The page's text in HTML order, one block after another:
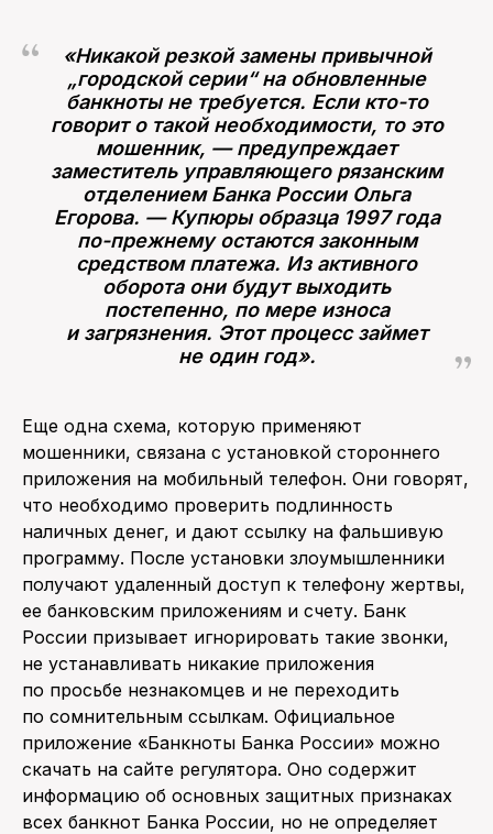
«Никакой резкой замены привычной
„городской серии“ на обновленные
банкноты не требуется. Если кто-то
говорит о такой необходимости, то это
мошенник, — предупреждает
заместитель управляющего рязанским
отделением Банка России Ольга
Егорова. — Купюры образца 1997 года
по-прежнему остаются законным
средством платежа. Из активного
оборота они будут выходить
постепенно, по мере износа
и загрязнения. Этот процесс займет
не один год».
Еще одна схема, которую применяют
мошенники, связана с установкой стороннего
приложения на мобильный телефон. Они говорят,
что необходимо проверить подлинность
наличных денег, и дают ссылку на фальшивую
программу. После установки злоумышленники
получают удаленный доступ к телефону жертвы,
ее банковским приложениям и счету. Банк
России призывает игнорировать такие звонки,
не устанавливать никакие приложения
по просьбе незнакомцев и не переходить
по сомнительным ссылкам. Официальное
приложение «Банкноты Банка России» можно
скачать на сайте регулятора. Оно содержит
информацию об основных защитных признаках
всех банкнот Банка России, но не определяет